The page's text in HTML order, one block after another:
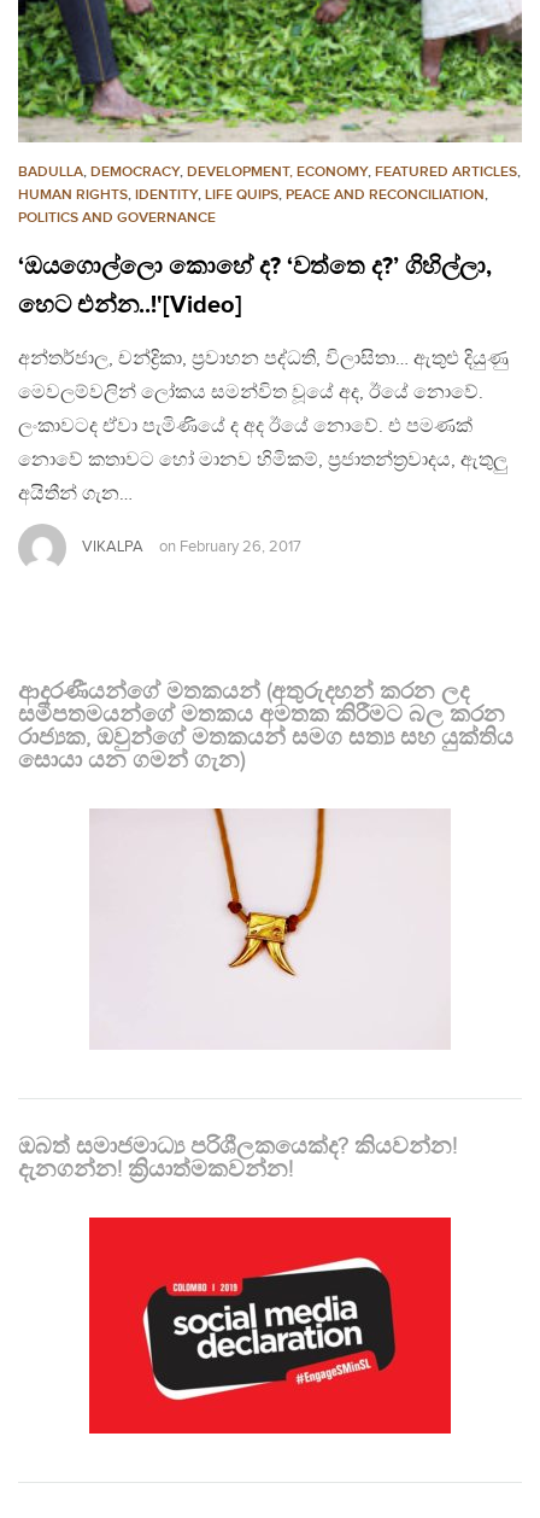
BADULLA, DEMOCRACY, DEVELOPMENT, ECONOMY, FEATURED ARTICLES,
HUMAN RIGHTS, IDENTITY, LIFE QUIPS, PEACE AND RECONCILIATION,
POLITICS AND GOVERNANCE
‘ඔයගොල්ලො කොහේ ද? ‘වත්තෙ ද?’ ගිහිල්ලා,
හෙට එන්න..!'[Video]
අන්තර්ජාල, චන්ද්‍රිකා, ප්‍රවාහන පද්ධති, විලාසිතා… ඇතුළු දියුණු
මෙවලම්වලින් ලෝකය සමන්විත වූයේ අද, ඊයේ නොවේ.
ලංකාවටද ඒවා පැමිණියේ ද අද ඊයේ නොවේ. එ පමණක්
නොවේ කතාවට හෝ මානව හිමිකම්, ප්‍රජාතන්ත්‍රවාදය, ඇතුලු
අයිතීන් ගැන…
VIKALPA on February 26, 2017
ආදරණීයන්ගේ මතකයන් (අතුරුදහන් කරන ලද
සමීපතමයන්ගේ මතකය අමතක කිරීමට බල කරන
රාජ්‍යක, ඔවුන්ගේ මතකයන් සමග සත්‍ය සහ යුක්තිය
සොයා යන ගමන් ගැන)
ඔබත් සමාජමාධ්‍ය පරිශීලකයෙක්ද? කියවන්න!
දැනගන්න! ක්‍රියාත්මකවන්න!